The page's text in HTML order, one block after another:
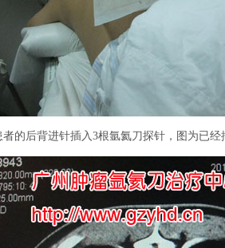
的后背进针插入3根氩氦刀探针，图为已